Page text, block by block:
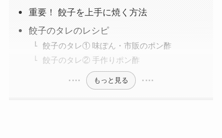
重要！ 餃子を上手に焼く方法
餃子のタレのレシピ
餃子のタレ① 味ぽん・市販のポン酢
餃子のタレ② 手作りポン酢
もっと見る